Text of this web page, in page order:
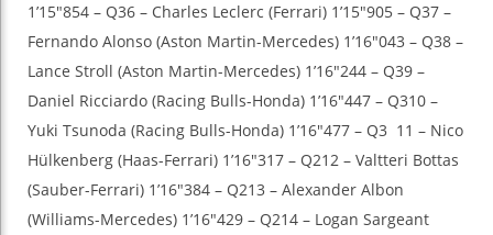
1’15″854 – Q36 – Charles Leclerc (Ferrari) 1’15″905 – Q37 –
Fernando Alonso (Aston Martin-Mercedes) 1’16″043 – Q38 –
Lance Stroll (Aston Martin-Mercedes) 1’16″244 – Q39 –
Daniel Ricciardo (Racing Bulls-Honda) 1’16″447 – Q310 –
Yuki Tsunoda (Racing Bulls-Honda) 1’16″477 – Q3 11 – Nico
Hülkenberg (Haas-Ferrari) 1’16″317 – Q212 – Valtteri Bottas
(Sauber-Ferrari) 1’16″384 – Q213 – Alexander Albon
(Williams-Mercedes) 1’16″429 – Q214 – Logan Sargeant